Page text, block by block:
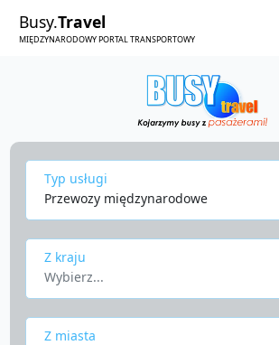
Busy.Travel
MIĘDZYNARODOWY PORTAL TRANSPORTOWY
Typ usługi
Przewozy międzynarodowe
Z kraju
Wybierz...
Z miasta